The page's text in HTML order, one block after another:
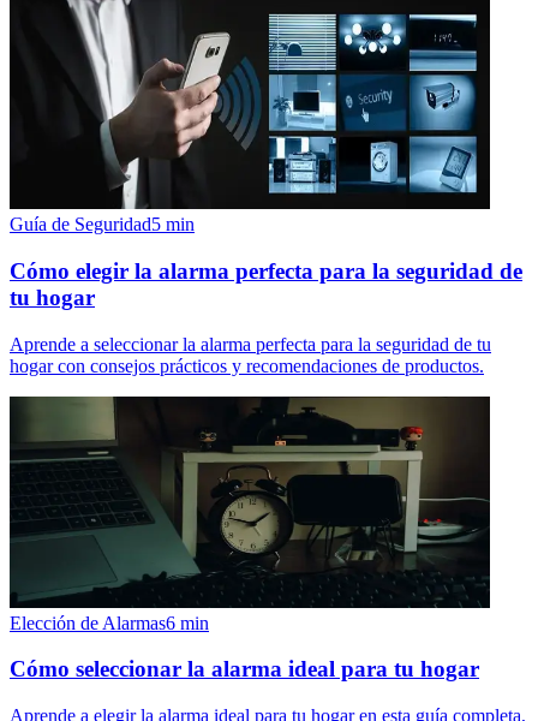
Guía de Seguridad5 min
Cómo elegir la alarma perfecta para la seguridad de
tu hogar
Aprende a seleccionar la alarma perfecta para la seguridad de tu
hogar con consejos prácticos y recomendaciones de productos.
Elección de Alarmas6 min
Cómo seleccionar la alarma ideal para tu hogar
Aprende a elegir la alarma ideal para tu hogar en esta guía completa,